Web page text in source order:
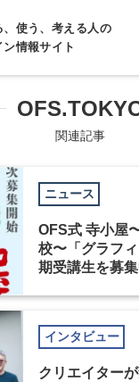
、使う、考える人の
ン情報サイト
関連記事
ニュース
OFS式 寺小屋
校〜「グラフ
期受講生を募
インタビュー
クリエイター